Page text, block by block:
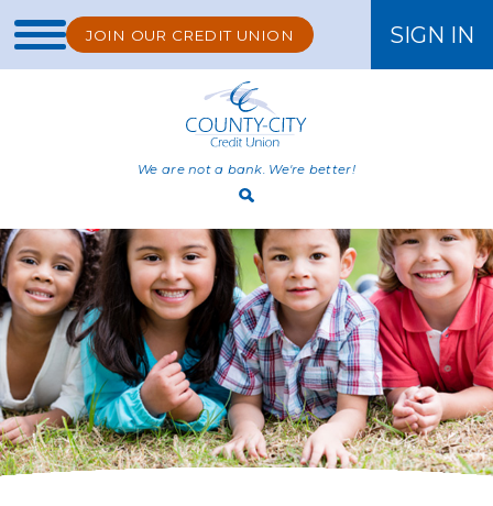
JOIN OUR CREDIT UNION SIGN IN
We are not a bank. We're better!
Open
Bar
ONLINE BANKING